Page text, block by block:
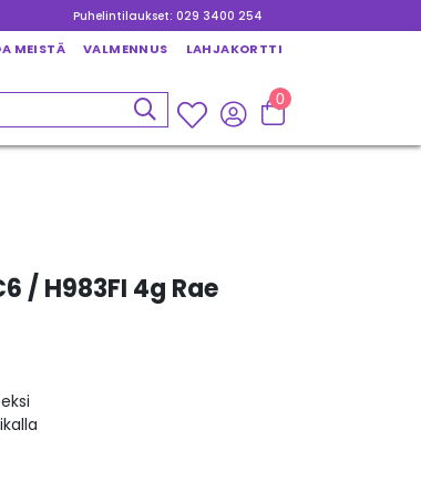
Puhelintilaukset: 029 3400 254
MEISTÄ VALMENNUS LAHJAKORTTI
0
/ H983FI 4g Rae